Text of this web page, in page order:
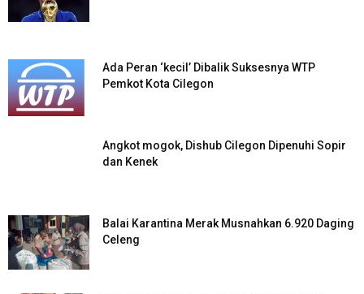
Ada Peran ‘kecil’ Dibalik Suksesnya WTP
Pemkot Kota Cilegon
Angkot mogok, Dishub Cilegon Dipenuhi Sopir
dan Kenek
Balai Karantina Merak Musnahkan 6.920 Daging
Celeng